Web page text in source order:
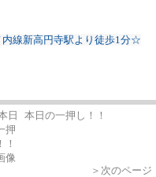
内線新高円寺駅より徒歩1 分☆
本日の一押し！！
＞次のページ